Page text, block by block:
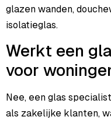
glazen wanden,
isolatieglas.
Werkt een
voor
Nee, een glas
als zakelijke klanten,